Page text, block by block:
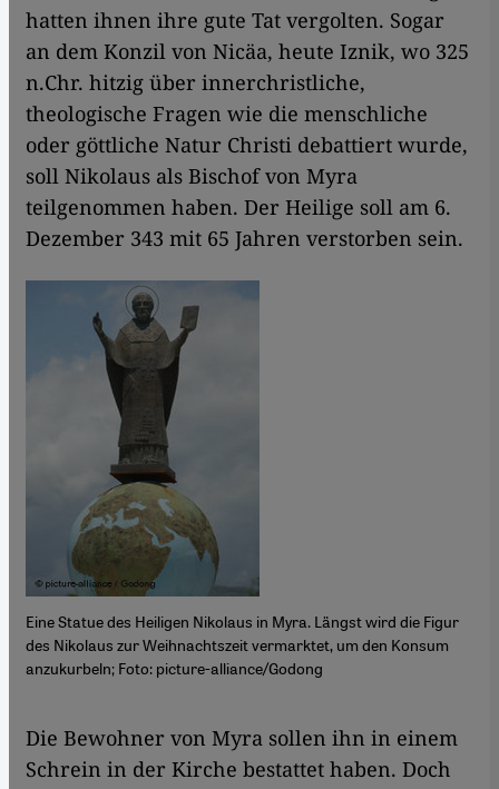
hatten ihnen ihre gute Tat vergolten. Sogar
an dem Konzil von Nicäa, heute Iznik, wo 325
n.Chr. hitzig über innerchristliche,
theologische Fragen wie die menschliche
oder göttliche Natur Christi debattiert wurde,
soll Nikolaus als Bischof von Myra
teilgenommen haben. Der Heilige soll am 6.
Dezember 343 mit 65 Jahren verstorben sein.
Eine Statue des Heiligen Nikolaus in Myra. Längst wird die Figur
des Nikolaus zur Weihnachtszeit vermarktet, um den Konsum
anzukurbeln; Foto: picture-alliance/Godong
Die Bewohner von Myra sollen ihn in einem
Schrein in der Kirche bestattet haben. Doch